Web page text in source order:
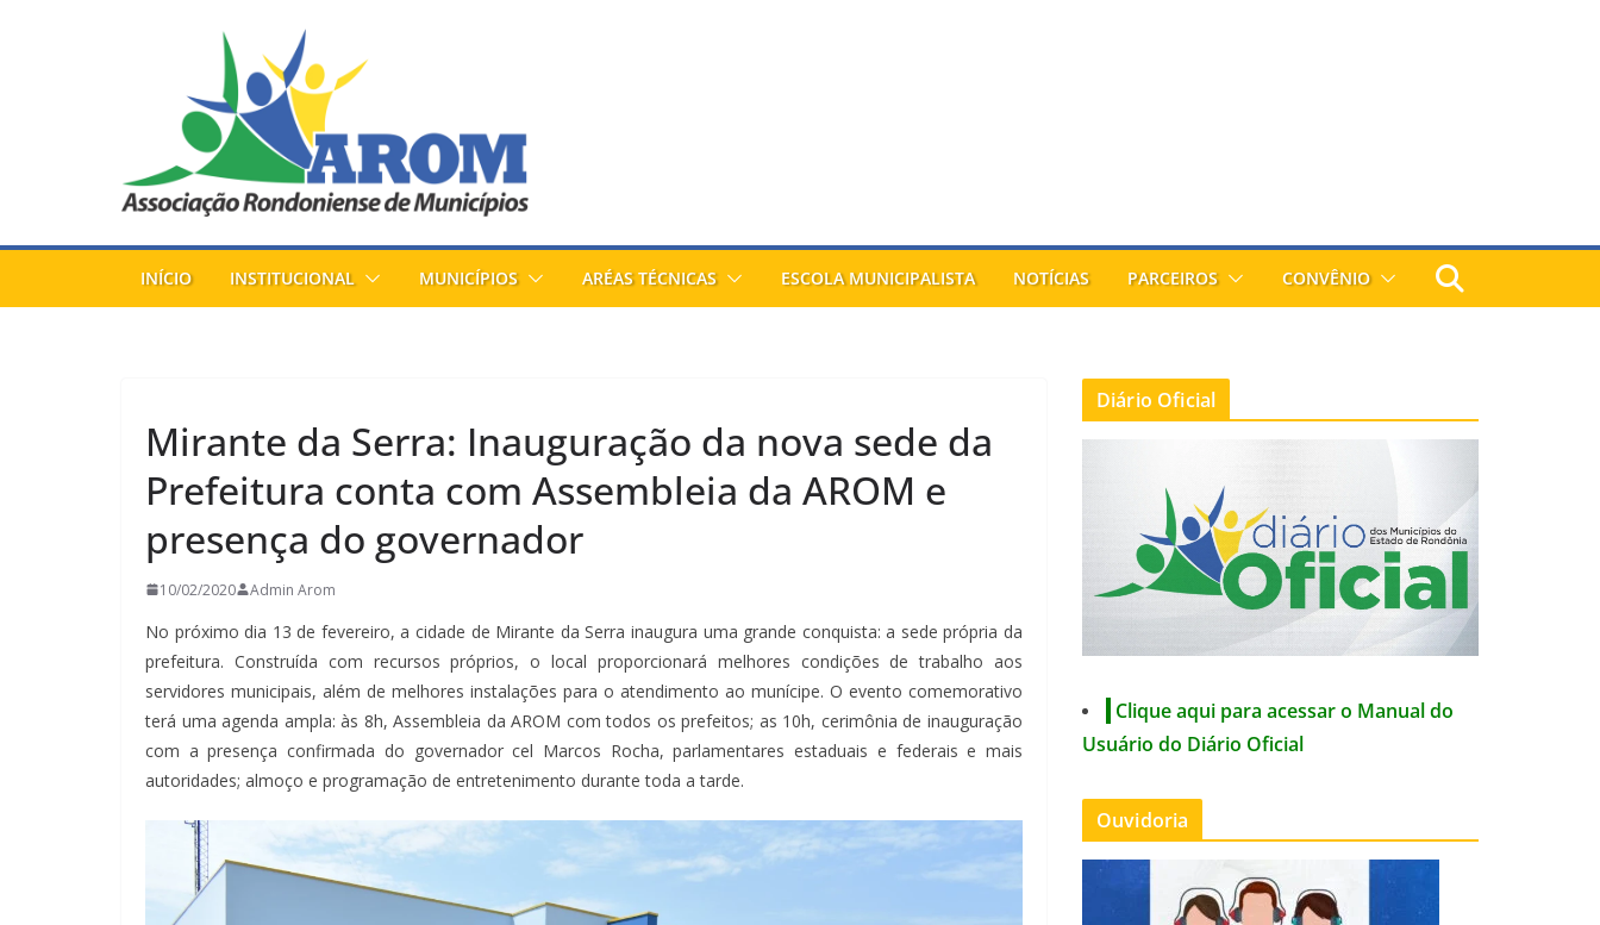
INÍCIO INSTITUCIONAL MUNICÍPIOS ARÉAS TÉCNICAS ESCOLA MUNICIPALISTA NOTÍCIAS PARCEIROS CONVÊNIO
Mirante da Serra: Inauguração da nova sede da
Prefeitura conta com Assembleia da AROM e
presença do governador
10/02/2020 Admin Arom
No próximo dia 13 de fevereiro, a cidade de Mirante da Serra inaugura uma grande conquista: a sede própria da
prefeitura. Construída com recursos próprios, o local proporcionará melhores condições de trabalho aos
servidores municipais, além de melhores instalações para o atendimento ao munícipe. O evento comemorativo
terá uma agenda ampla: às 8h, Assembleia da AROM com todos os prefeitos; as 10h, cerimônia de inauguração
com a presença confirmada do governador cel Marcos Rocha, parlamentares estaduais e federais e mais
autoridades; almoço e programação de entretenimento durante toda a tarde.
Diário Oficial
Clique aqui para acessar o Manual do
Usuário do Diário Oficial
Ouvidoria